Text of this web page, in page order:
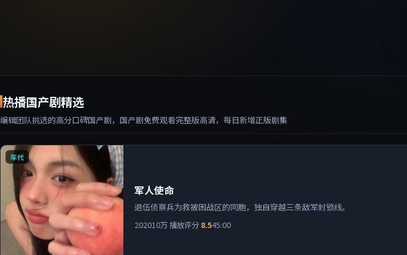
热播国产剧精选
编辑团队挑选的高分口碑国产剧， 国产剧免费观看完整版高清，每日新增正版剧集
年代
军人使命
退伍侦察兵为救被困战区的同胞，独自穿越三条敌军封锁线。
202010万播放评分 8.545:00